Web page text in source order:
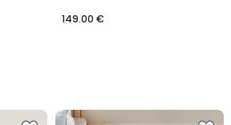
149.00 €